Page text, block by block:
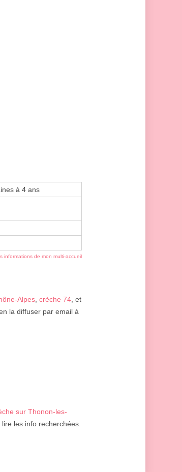
à 4 ans
informations de mon multi-accueil
Alpes crèche 74 , et
la diffuser par email à
sur Thonon-les-
les info recherchées.